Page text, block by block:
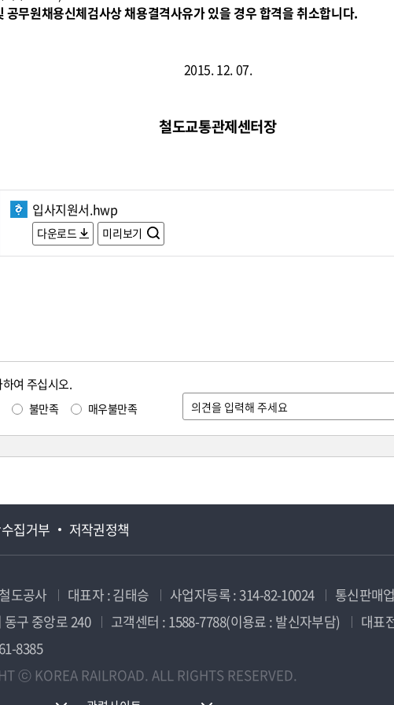
공무원채용신체검사상 채용결격사유가 있을 경우 합격을 취소합니다.
2015. 12. 07.
철도교통관제센터장
입사지원서.hwp
다운로드 미리보기
여 주십시오.
불만족 매우불만족
집거부 저작권정책
도공사 대표자 : 김태승 사업자등록 : 314-82-10024
통신판매
구 중앙로 240
고객센터 : 1588-7788(이용료 : 발신자부담)
대표
8385
ⓒ KOREA RAILROAD. ALL RIGHTS RESERVED.